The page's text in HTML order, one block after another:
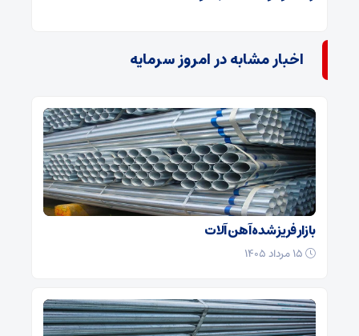
اخبار مشابه در امروز سرمایه
بازار فریز شده آهن آلات